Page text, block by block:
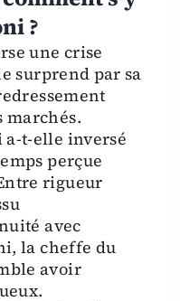
?
une crise
surprend par sa
marchés.
a-t-elle inversé
perçue
rigueur
avec
la cheffe du
avoir